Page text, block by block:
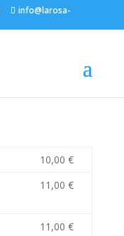
info@larosa-
10,00 €
11,00 €
11,00 €